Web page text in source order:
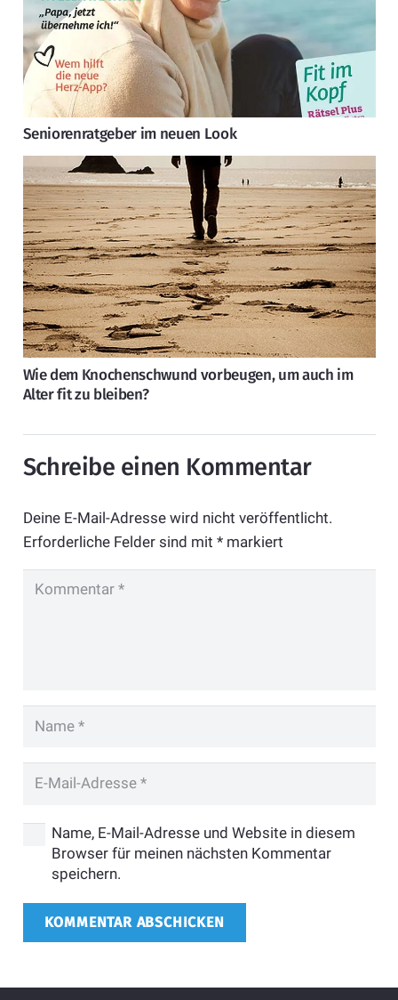
Seniorenratgeber im neuen Look
Wie dem Knochenschwund vorbeugen, um auch im
Alter fit zu bleiben?
Schreibe einen Kommentar
Deine E-Mail-Adresse wird nicht veröffentlicht.
Erforderliche Felder sind mit *markiert
Name, E-Mail-Adresse und Website in diesem
Browser für meinen nächsten Kommentar
speichern.
KOMMENTAR ABSCHICKEN